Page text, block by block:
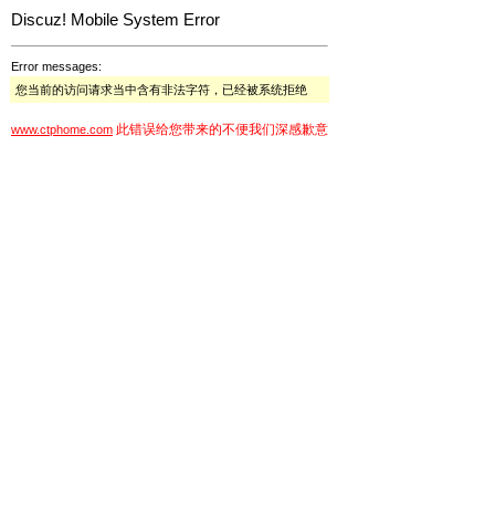
Discuz! Mobile System Error
Error messages:
您当前的访问请求当中含有非法字符，已经被系统拒绝
www.ctphome.com 此错误给您带来的不便我们深感歉意